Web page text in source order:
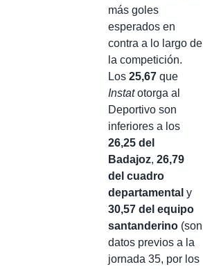
más goles
esperados en
contra a lo largo de
la competición.
Los 25,67 que
Instatotorga al
Deportivo son
inferiores a los
26,25 del
Badajoz, 26,79
del cuadro
departamental y
30,57 del equipo
santanderino (son
datos previos a la
jornada 35, por los